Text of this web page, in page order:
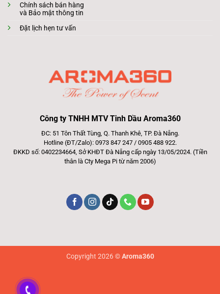
Chính sách bán hàng
và Bảo mật thông tin
Đặt lịch hẹn tư vấn
Công ty TNHH MTV Tinh Dầu Aroma360
ĐC: 51 Tôn Thất Tùng, Q. Thanh Khê, TP. Đà Nẵng.
Hotline (ĐT/Zalo): 0973 847 247 / 0905 488 922.
ĐKKD số: 0402234664, Sở KHĐT Đà Nẵng cấp ngày 13/05/2024. (Tiền
thân là Cty Mega Pi từ năm 2006)
Copyright 2026 ©Aroma360